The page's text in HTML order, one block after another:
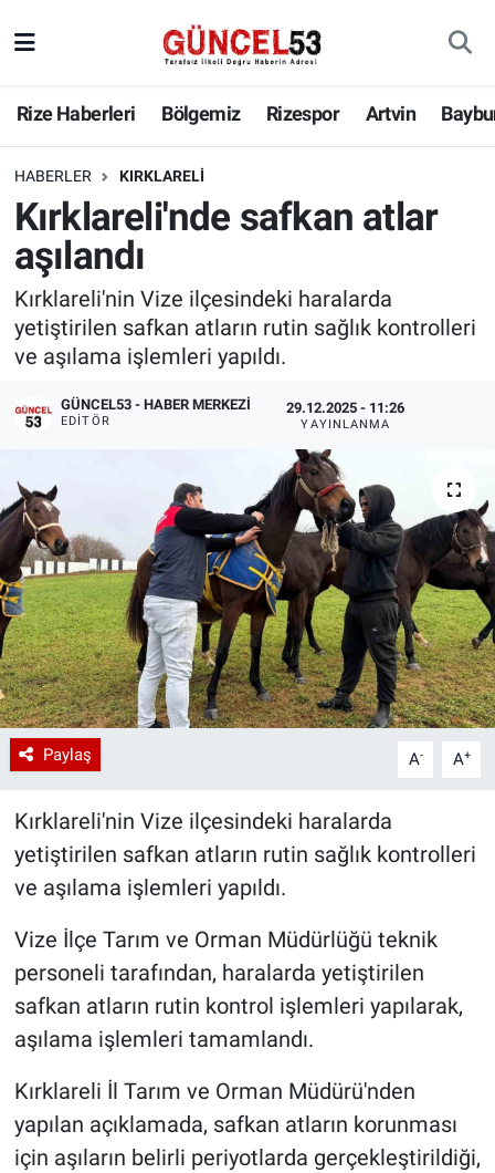
Rize Haberleri Bölgemiz Rizespor Artvin
HABERLER KIRKLARELI
Kırklareli'nde safkan atlar
aşılandı
Kırklareli'nin Vize ilçesindeki haralarda
yetiştirilen safkan atların rutin sağlık kontrolleri
ve aşılama işlemleri yapıldı.
GÜNCEL53 - HABER MERKEZI
EDITÖR
29.12.2025 - 11:26
YAYINLANMA
Paylaş A- A+
Kırklareli'nin Vize ilçesindeki haralarda
yetiştirilen safkan atların rutin sağlık kontrolleri
ve aşılama işlemleri yapıldı.
Vize İlçe Tarım ve Orman Müdürlüğü teknik
personeli tarafından, haralarda yetiştirilen
safkan atların rutin kontrol işlemleri yapılarak,
aşılama işlemleri tamamlandı.
Kırklareli İl Tarım ve Orman Müdürü'nden
yapılan açıklamada, safkan atların korunması
için aşıların belirli periyotlarda gerçekleştirildiği,